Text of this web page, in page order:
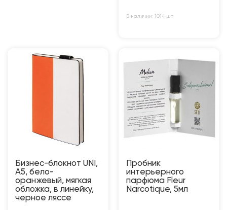
В наличии: 1014 шт
Бизнес-блокнот UNI,
A5, бело-
оранжевый, мягкая
обложка, в линейку,
черное ляссе
Пробник
интерьерного
парфюма Fleur
Narcotique, 5мл